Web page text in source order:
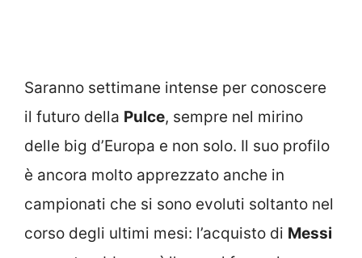
Saranno settimane intense per conoscere
il futuro della Pulce, sempre nel mirino
delle big d’Europa e non solo. Il suo profilo
è ancora molto apprezzato anche in
campionati che si sono evoluti soltanto nel
corso degli ultimi mesi: l’acquisto di Messi